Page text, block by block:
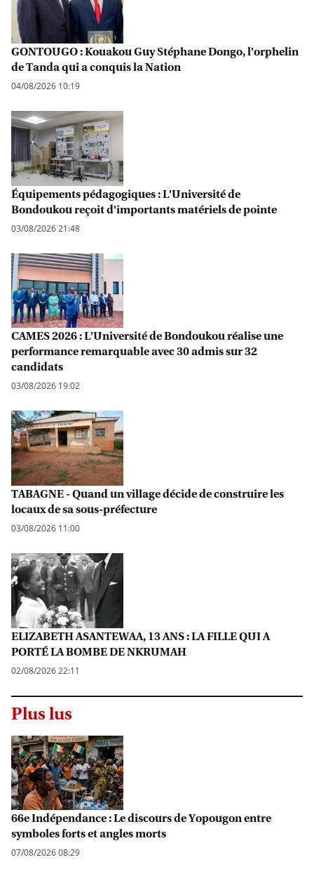
GONTOUGO : Kouakou Guy Stéphane Dongo, l'orphelin
de Tanda qui a conquis la Nation
04/08/2026 10:19
Équipements pédagogiques : L'Université de
Bondoukou reçoit d'importants matériels de pointe
03/08/2026 21:48
CAMES 2026 : L'Université de Bondoukou réalise une
performance remarquable avec 30 admis sur 32
candidats
03/08/2026 19:02
TABAGNE - Quand un village décide de construire les
locaux de sa sous-préfecture
03/08/2026 11:00
ELIZABETH ASANTEWAA, 13 ANS : LA FILLE QUI A
PORTÉ LA BOMBE DE NKRUMAH
02/08/2026 22:11
Plus lus
66e Indépendance : Le discours de Yopougon entre
symboles forts et angles morts
07/08/2026 08:29